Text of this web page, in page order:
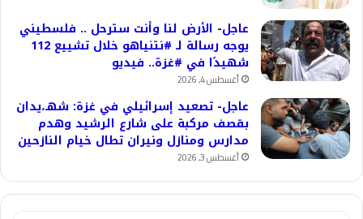
عاجل- الأرض لنا وأنت سترحل .. فلسطيني
يوجه رسالة لـ #نتنياهو خلال تشييع 112
شهيدًا في #غزة.. فيديو
أغسطس 4, 2026
عاجل- تصعيد إسرائيلي في غزة: شهـ،يدان
بقصف مركبة على شارع الرشيد وهدم
مدارس ومنازل ونيران تطال خيام النازحين
أغسطس 3, 2026